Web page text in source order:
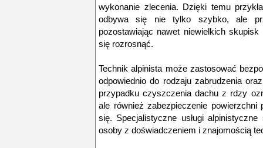
wykonanie zlecenia. Dzięki temu
odbywa się nie tylko szybko, ale
pozostawiając nawet niewielkich
się rozrosnąć.
Technik alpinista może zastosować
odpowiednio do rodzaju zabrudzenia
przypadku czyszczenia dachu z rdzy
ale również zabezpieczenie powierzchni
się. Specjalistyczne usługi
osoby z doświadczeniem i znajomością